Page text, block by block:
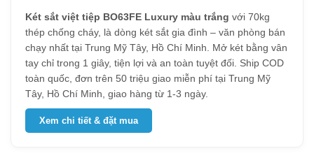
Két sắt việt tiệp BO63FE Luxury màu trắng với 70kg
thép chống cháy, là dòng két sắt gia đình – văn phòng bán
chạy nhất tại Trung Mỹ Tây, Hồ Chí Minh. Mở két bằng vân
tay chỉ trong 1 giây, tiện lợi và an toàn tuyệt đối. Ship COD
toàn quốc, đơn trên 50 triệu giao miễn phí tại Trung Mỹ
Tây, Hồ Chí Minh, giao hàng từ 1-3 ngày.
Xem chi tiết & đặt mua